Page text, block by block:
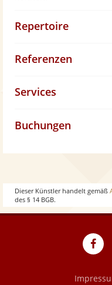
Repertoire
Referenzen
Services
Buchungen
Dieser Künstler handelt gemäß
des § 14 BGB.